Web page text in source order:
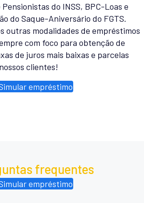
do INSS, BPC-Loas e
do Saque-Aniversário do FGTS.
outras modalidades de empréstimos
com foco para obtenção de
de juros mais baixas e parcelas
clientes!
empréstimo
frequentes
empréstimo